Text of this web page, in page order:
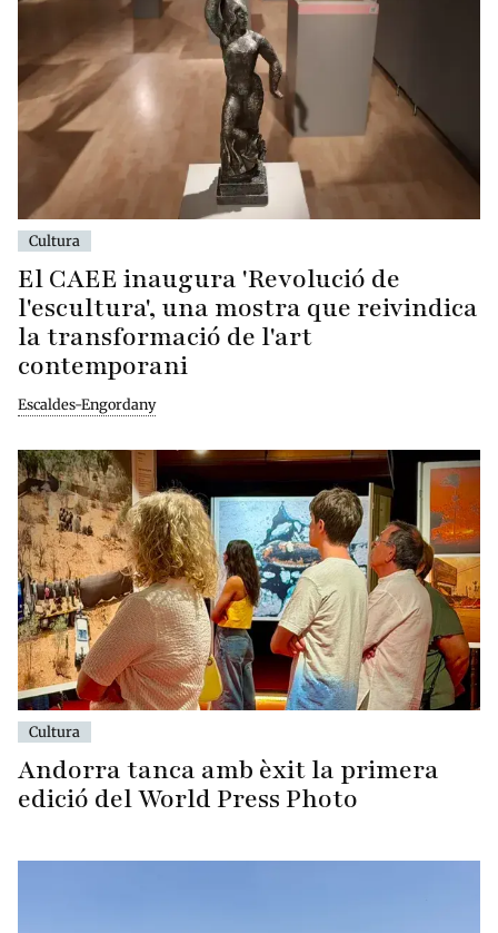
Cultura
El CAEE inaugura 'Revolució de
l'escultura', una mostra que reivindica
la transformació de l'art
contemporani
Escaldes-Engordany
Cultura
Andorra tanca amb èxit la primera
edició del World Press Photo